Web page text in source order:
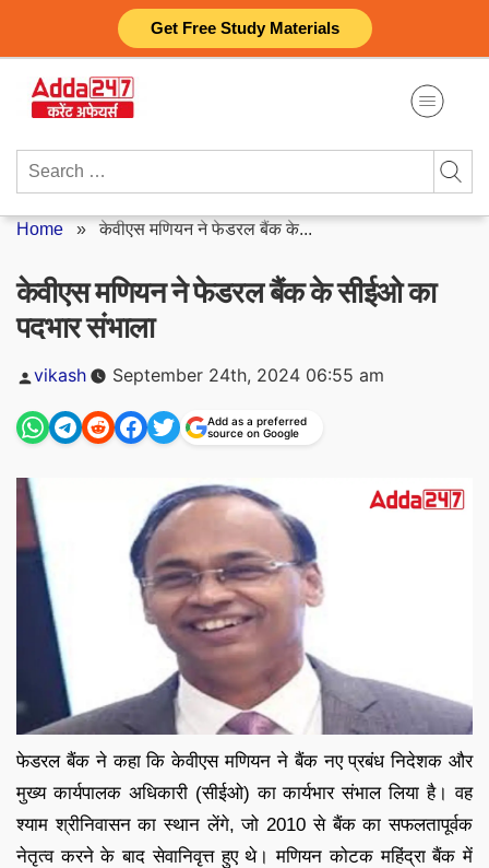
Get Free Study Materials
content
Search
Home »केवीएस मणियन ने फेडरल बैंक के...
केवीएस मणियन ने फेडरल बैंक के सीईओ का
पदभार संभाला
Posted
vikash September 24th, 2024 06:55 am
Add as a preferred
source on Google
फेडरल बैंक ने कहा कि केवीएस मणियन ने बैंक नए प्रबंध निदेशक और
मुख्य कार्यपालक अधिकारी (सीईओ) का कार्यभार संभाल लिया है। वह
श्याम श्रीनिवासन का स्थान लेंगे, जो 2010 से बैंक का सफलतापूर्वक
नेतृत्व करने के बाद सेवानिवृत्त हुए थे। मणियन कोटक महिंद्रा बैंक में